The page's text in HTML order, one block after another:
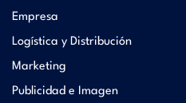
Empresa
Logística y Distribución
Marketing
Publicidad e Imagen